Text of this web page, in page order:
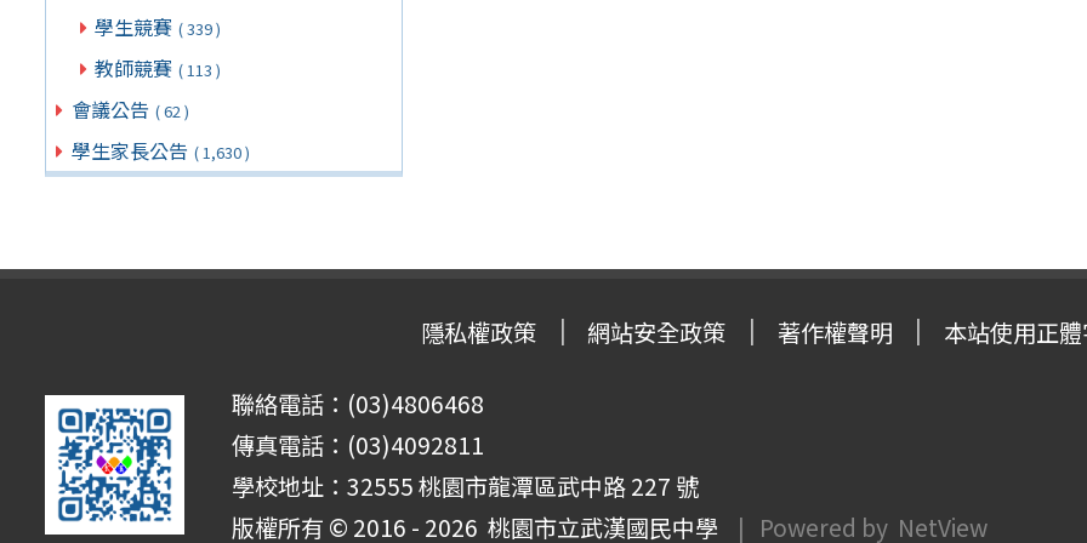
學生競賽 ( 339 )
教師競賽 ( 113 )
會議公告 ( 62 )
學生家長公告 ( 1,630 )
隱私權政策 網站安全政策 著作權聲明 本站使用正
聯絡電話：(03)4806468
傳真電話：(03)4092811
學校地址：32555 桃園市龍潭區武中路 227 號
版權所有 © 2016 - 2026 桃園市立武漢國民中學 | Powered by NetView